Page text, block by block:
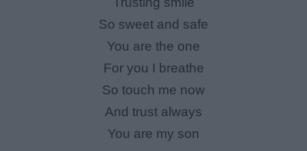
So sweet and safe
You are the one
For you I breathe
So touch me now
And trust always
You are my son